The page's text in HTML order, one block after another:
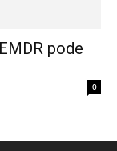
pode
0